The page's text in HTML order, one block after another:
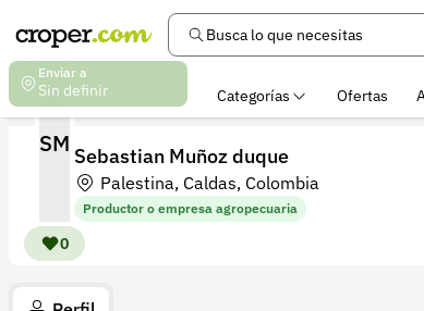
Busca lo que necesitas
Enviar a
Sin definir Categorías Ofertas
SM
0
Sebastian Muñoz duque
Palestina, Caldas, Colombia
Productor o empresa agropecuaria